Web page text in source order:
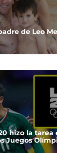
de Leo
hizo la tarea
Juegos